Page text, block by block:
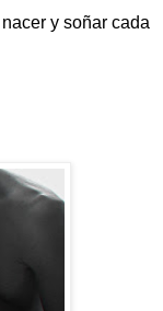
y soñar cada